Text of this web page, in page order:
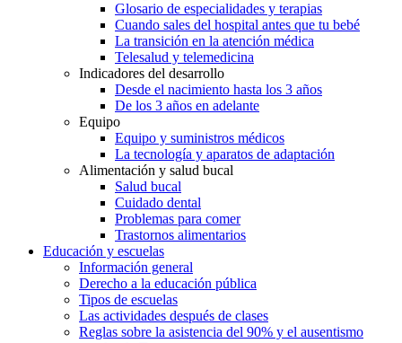
Glosario de especialidades y terapias
Cuando sales del hospital antes que tu bebé
La transición en la atención médica
Telesalud y telemedicina
Indicadores del desarrollo
Desde el nacimiento hasta los 3 años
De los 3 años en adelante
Equipo
Equipo y suministros médicos
La tecnología y aparatos de adaptación
Alimentación y salud bucal
Salud bucal
Cuidado dental
Problemas para comer
Trastornos alimentarios
Educación y escuelas
Información general
Derecho a la educación pública
Tipos de escuelas
Las actividades después de clases
Reglas sobre la asistencia del 90% y el ausentismo